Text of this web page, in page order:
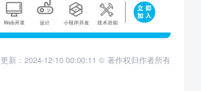
更新：2024-12-10 00:00:11 © 著作权归作者所有